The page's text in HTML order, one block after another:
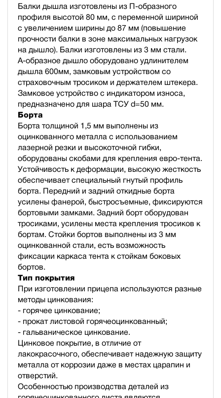
Балки дышла изготовлены из П-образного
профиля высотой 80 мм, с переменной шириной
с увеличением ширины до 87 мм (повышение
прочности балки в зоне максимальных нагрузок
на дышло). Балки изготовлены из 3 мм стали.
А-образное дышло оборудовано удлинителем
дышла 600мм, замковым устройством со
страховочным тросиком и держателем штекера.
Замковое устройство с индикатором износа,
предназначено для шара ТСУ d=50 мм.
Борта
Борта толщиной 1,5 мм выполнены из
оцинкованного металла с использованием
лазерной резки и высокоточной гибки,
оборудованы скобами для крепления евро-тента.
Устойчивость к деформации, высокую жесткость
обеспечивает специальный гнутый профиль
борта. Передний и задний откидные борта
усилены фанерой, быстросъемные, фиксируются
бортовыми замками. Задний борт оборудован
тросиками, усилены места крепления тросиков к
бортам. Стойки бортов выполнены из 3 мм
оцинкованной стали, есть возможность
фиксации каркаса тента к стойкам боковых
бортов.
Тип покрытия
При изготовлении прицепа используются разные
методы цинкования:
- горячее цинкование;
- прокат листовой горячеоцинкованный;
- гальваническое цинкование.
Цинковое покрытие, в отличие от
лакокрасочного, обеспечивает надежную защиту
металла от коррозии даже в местах царапин и
отверстий.
Особенностью производства деталей из